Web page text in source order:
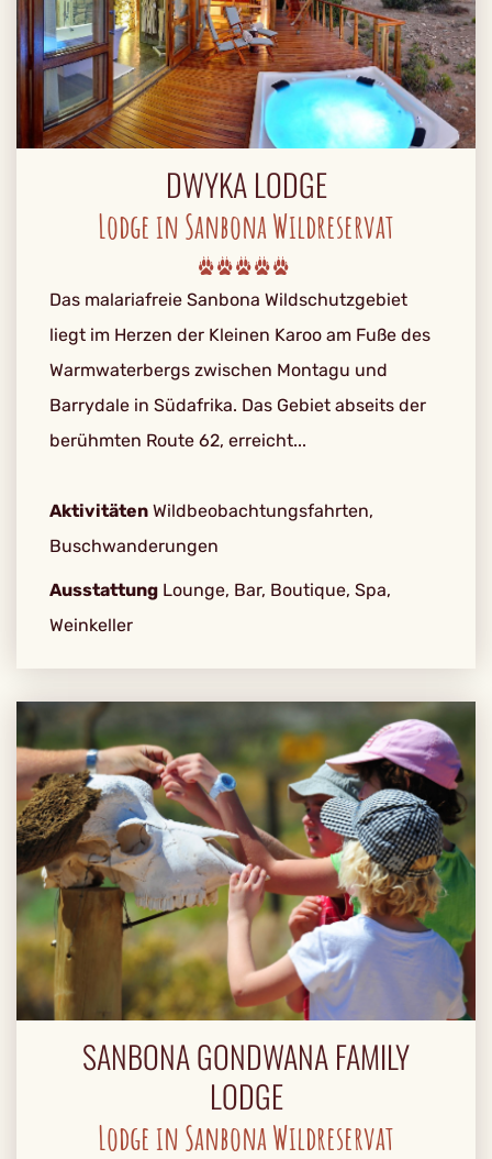
DWYKA LODGE
Lodge in Sanbona Wildreservat
Das malariafreie Sanbona Wildschutzgebiet
liegt im Herzen der Kleinen Karoo am Fuße des
Warmwaterbergs zwischen Montagu und
Barrydale in Südafrika. Das Gebiet abseits der
berühmten Route 62, erreicht...
Aktivitäten Wildbeobachtungsfahrten,
Buschwanderungen
Ausstattung Lounge, Bar, Boutique, Spa,
Weinkeller
SANBONA GONDWANA FAMILY
LODGE
Lodge in Sanbona Wildreservat